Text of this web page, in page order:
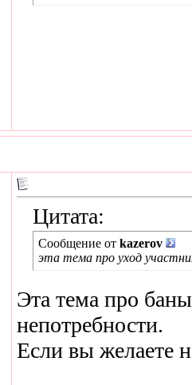
Цитата:
Сообщение от kazerov
эта тема про уход
Эта тема про
непотребности.
Если вы желаете